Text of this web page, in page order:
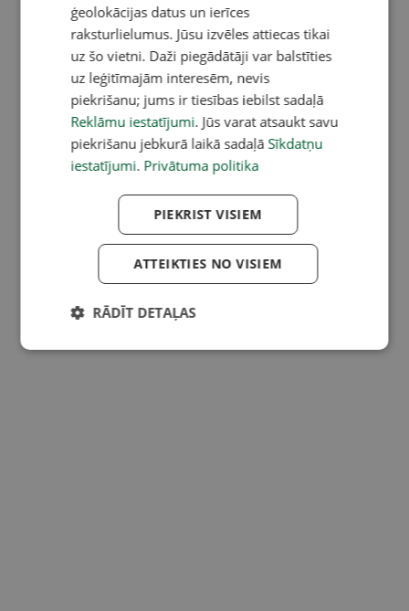
ģeolokācijas datus un ierīces
raksturlielumus. Jūsu izvēles attiecas tikai
uz šo vietni. Daži piegādātāji var balstīties
uz leģitīmajām interesēm, nevis
piekrišanu; jums ir tiesības iebilst sadaļā
Reklāmu iestatījumi. Jūs varat atsaukt savu
piekrišanu jebkurā laikā sadaļā Sīkdatņu
iestatījumi. Privātuma politika
PIEKRIST VISIEM
ATTEIKTIES NO VISIEM
RĀDĪT DETAĻAS